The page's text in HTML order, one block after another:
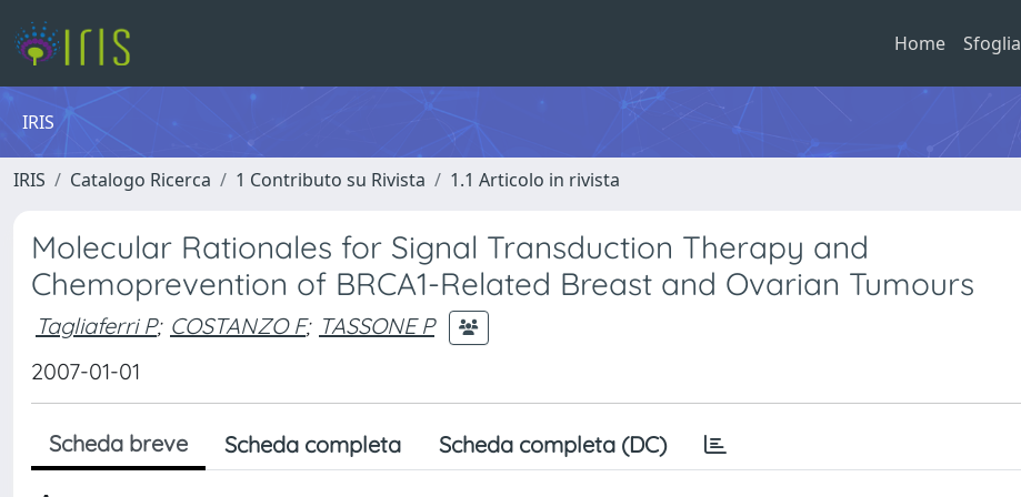
Home Sfoglia
IRIS
IRIS Catalogo Ricerca 1 Contributo su Rivista 1.1 Articolo in rivista
Molecular Rationales for Signal Transduction Therapy and
Chemoprevention of BRCA1-Related Breast and Ovarian Tumours
Tagliaferri P; COSTANZO F; TASSONE P
2007-01-01
Scheda breve Scheda completa Scheda completa (DC)